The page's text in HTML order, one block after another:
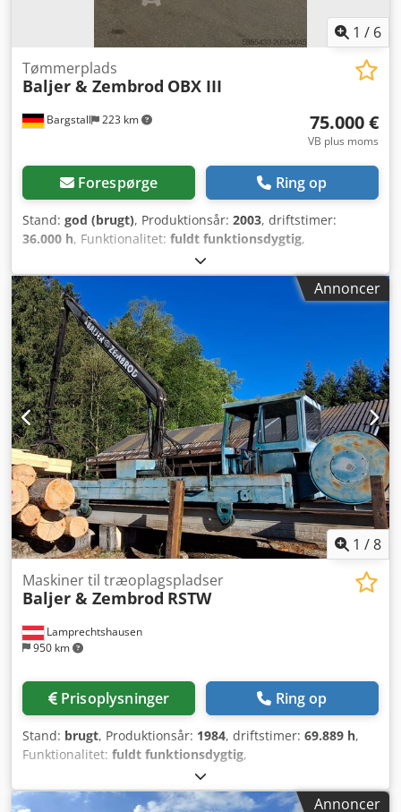
1 / 6
Bargstall 223 km
Tømmerplads
Baljer & Zembrod OBX III
75.000 €
VB plus moms
Forespørge Ring op
Stand: god (brugt), Produktionsår: 2003, driftstimer:
36.000 h, Funktionalitet: fuldt funktionsdygtig,
1658
mm, løftekapacitet:2.500 kg, sporbredde:3.000 mm,
skærediameter:
1.500 mm kabine, kran ,
Baljer&Zembrod OBX II/III Årgang: 2003 I daglig brug
Djdpfx Asxpvr Ssmyock Stand: Velholdt.
Annoncer
1 /8
Lamprechtshausen
950 km
Maskiner til træoplagspladser
Baljer & Zembrod RSTW
Prisoplysninger Ring op
Stand: brugt, Produktionsår: 1984, driftstimer: 69.889 h,
Funktionalitet: fuldt funktionsdygtig,
620, arms rækkevidde:
mm, løftekapacitet:1.250 kg, sporbredde:3.000 mm,
Annoncer